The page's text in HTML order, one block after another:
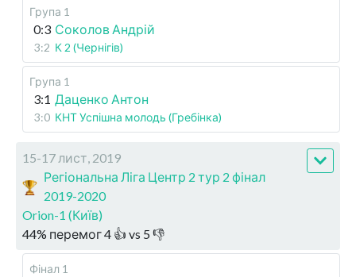
Група 1
0:3 Соколов Андрій
3:2 К 2 (Чернігів)
Група 1
3:1 Даценко Антон
3:0 КНТ Успішна молодь (Гребінка)
15-17 лист, 2019
Регіональна Ліга Центр 2 тур 2 фінал
2019-2020
Orion-1 (Київ)
44% перемог4 👍 vs 5 👎
Фінал 1